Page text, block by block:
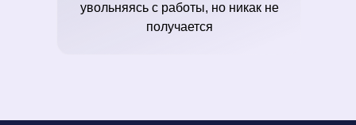
увольняясь с работы, но никак не
получается